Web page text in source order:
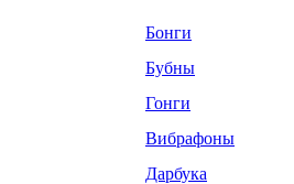
Бонги
Бубны
Гонги
Вибрафоны
Дарбука